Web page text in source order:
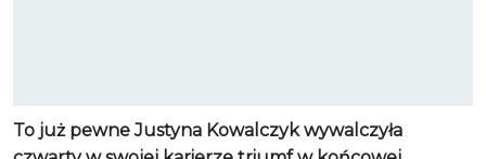
To już pewne Justyna Kowalczyk wywalczyła